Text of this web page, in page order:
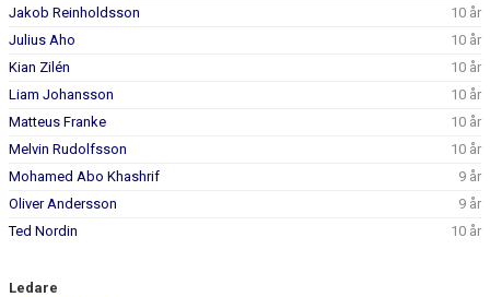
Jakob Reinholdsson
10 år
Julius Aho
10 år
Kian Zilén
10 år
Liam Johansson
10 år
Matteus Franke
10 år
Melvin Rudolfsson
10 år
Mohamed Abo Khashrif
9 år
Oliver Andersson
9 år
Ted Nordin
10 år
Ledare